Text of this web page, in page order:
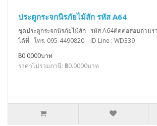
ประตูกระจกนิรภัยไม้สัก รหัส A64
ชุดประตูกระจกนิรภัยไม้สัก รหัส A64ติดต่อสอบถามร
ได้ที่ โทร. 095-4490820 ID Line :
฿0.0000บาท
ราคาไม่รวมภาษี: ฿0.0000บาท